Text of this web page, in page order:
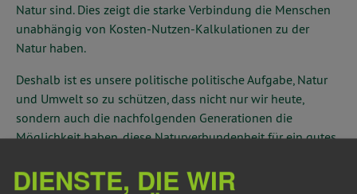
Natur sind. Dies zeigt die starke Verbindung die Menschen
unabhängig von Kosten-Nutzen-Kalkulationen zu der
Natur haben.
Deshalb ist es unsere politische politische Aufgabe, Natur
und Umwelt so zu schützen, dass nicht nur wir heute,
sondern auch die nachfolgenden Generationen die
Möglichkeit haben, diese Naturverbundenheit für ein gutes
Für eine lebenswerte Zukunft heute und für kommende
DIENSTE, DIE WIR